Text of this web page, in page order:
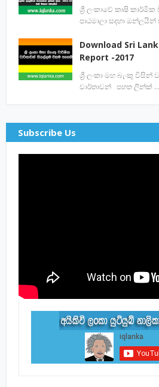
ශ්‍රී ලංකාවේ කෘෂි
පාඨමාලා සදහා
Download Sri
Report -2017
ශ්‍රී ලංකා මහ බැංකු
වාර්තාවන් පහත ලින්ක් …
Subscribe Us